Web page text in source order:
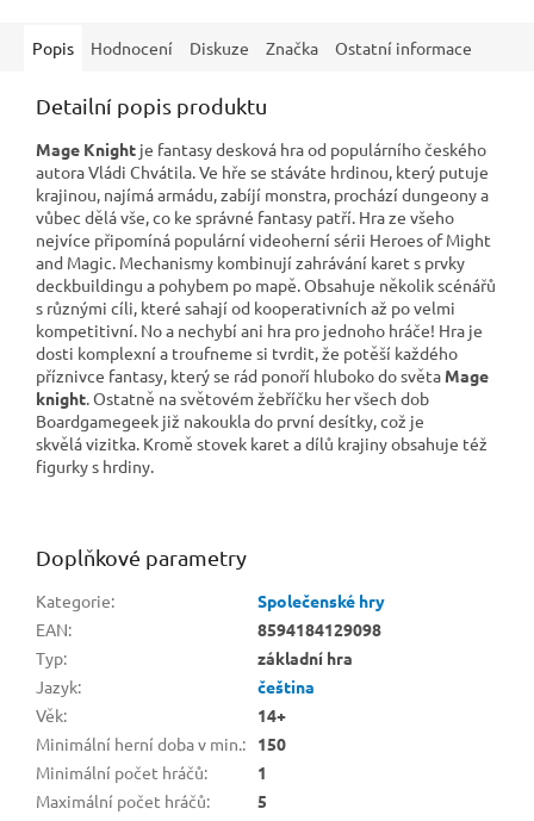
Popis Hodnocení Diskuze Značka Ostatní informace
Detailní popis produktu
Mage Knight je fantasy desková hra od populárního českého
autora Vládi Chvátila. Ve hře se stáváte hrdinou, který putuje
krajinou, najímá armádu, zabíjí monstra, prochází dungeony a
vůbec dělá vše, co ke správné fantasy patří. Hra ze všeho
nejvíce připomíná populární videoherní sérii Heroes of Might
and Magic. Mechanismy kombinují zahrávání karet s prvky
deckbuildingu a pohybem po mapě. Obsahuje několik scénářů
s různými cíli, které sahají od kooperativních až po velmi
kompetitivní. No a nechybí ani hra pro jednoho hráče! Hra je
dosti komplexní a troufneme si tvrdit, že potěší každého
příznivce fantasy, který se rád ponoří hluboko do světa Mage
knight. Ostatně na světovém žebříčku her všech dob
Boardgamegeek již nakoukla do první desítky, což je
skvělá vizitka. Kromě stovek karet a dílů krajiny obsahuje též
figurky s hrdiny.
Doplňkové parametry
Kategorie:
Společenské hry
EAN:
8594184129098
Typ:
základní hra
Jazyk:
čeština
Věk:
14+
Minimální herní doba v min.:
150
Minimální počet hráčů:
1
Maximální počet hráčů: 5